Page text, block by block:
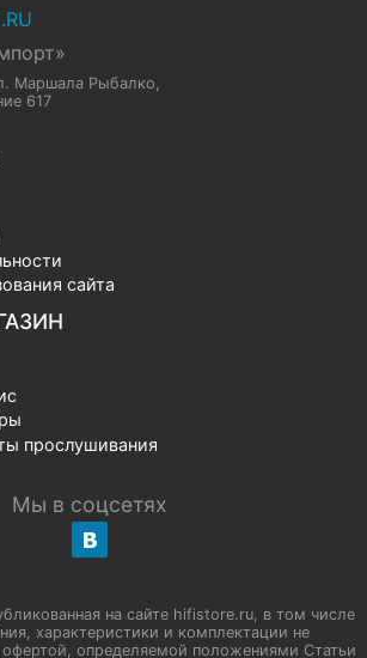
Маршала Рыбалко,
617
сайта
прослушивания
Мы в соцсетях
на сайте hifistore.ru, в том числе
характеристики и комплектации не
офертой, определяемой положениями Статьи